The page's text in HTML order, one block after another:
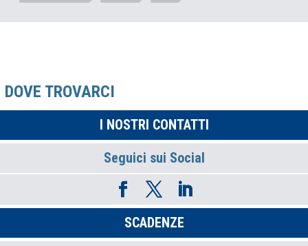
DOVE TROVARCI
I NOSTRI CONTATTI
Seguici sui Social
SCADENZE